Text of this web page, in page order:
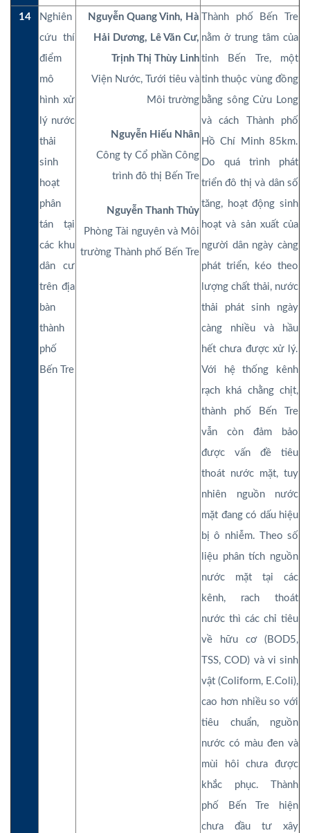
14
Nghiên
cứu thí
điểm
mô
hình xử
lý nước
thải
sinh
hoạt
phân
tán tại
các khu
dân cư
trên địa
bàn
thành
phố
Bến Tre
Nguyễn Quang Vinh, Hà
Hải Dương, Lê Văn Cư,
Trịnh Thị Thùy Linh
Viện Nước, Tưới tiêu và
Môi trường
Nguyễn Hiếu Nhân
Công ty Cổ phần Công
trình đô thị Bến Tre
Nguyễn Thanh Thủy
Phòng Tài nguyên và Môi
trường Thành phố Bến Tre
Thành phố Bến Tre
nằm ở trung tâm của
tỉnh Bến Tre, một
tỉnh thuộc vùng đồng
bằng sông Cửu Long
và cách Thành phố
Hồ Chí Minh 85km.
Do quá trình phát
triển đô thị và dân số
tăng, hoạt động sinh
hoạt và sản xuất của
người dân ngày càng
phát triển, kéo theo
lượng chất thải, nước
thải phát sinh ngày
càng nhiều và hầu
hết chưa được xử lý.
Với hệ thống kênh
rạch khá chằng chịt,
thành phố Bến Tre
vẫn còn đảm bảo
được vấn đề tiêu
thoát nước mặt, tuy
nhiên nguồn nước
mặt đang có dấu hiệu
bị ô nhiễm. Theo số
liệu phân tích nguồn
nước mặt tại các
kênh, rach thoát
nước thì các chỉ tiêu
về hữu cơ (BOD5,
TSS, COD) và vi sinh
vật (Coliform, E.Coli),
cao hơn nhiều so với
tiêu chuẩn, nguồn
nước có màu đen và
mùi hôi chưa được
khắc phục. Thành
phố Bến Tre hiện
chưa đầu tư xây